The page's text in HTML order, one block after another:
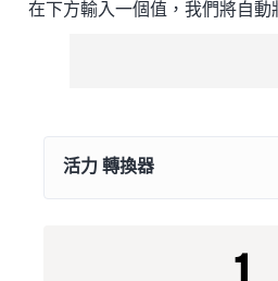
在下方輸入一個值，我們將自